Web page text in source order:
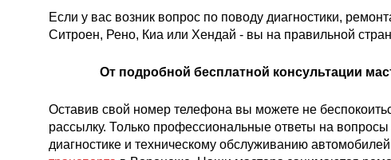
Если у вас возник вопрос по поводу диагностики,
Ситроен, Рено, Киа или Хендай - вы на правильной
От подробной бесплатной консультации
Оставив свой номер телефона вы можете не
рассылку. Только профессиональные ответы на
диагностике и техническому обслуживанию автомобилей